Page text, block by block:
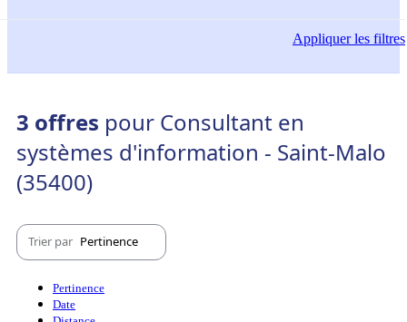
Appliquerles filtres
3 offres pour Consultant en
systèmes d'information - Saint-Malo
(35400)
Trier par Pertinence
Pertinence
Date